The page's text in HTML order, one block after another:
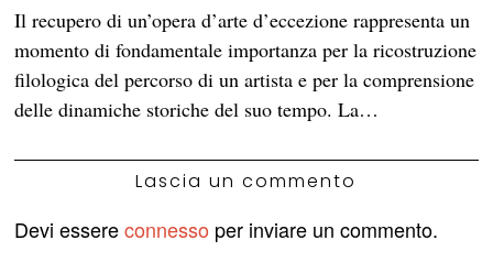
Il recupero di un’opera d’arte d’eccezione rappresenta un
momento di fondamentale importanza per la ricostruzione
filologica del percorso di un artista e per la comprensione
delle dinamiche storiche del suo tempo. La…
Lascia un commento
Devi essereconnesso per inviare un commento.